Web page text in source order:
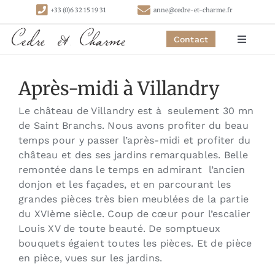
contenu
+33 (0)6 32 15 19 31 anne@cedre-et-charme.fr
Contact
Toggle
Chambres
Gîtes
Activités
Contact
Après-midi à Villandry
Le château de Villandry est à seulement 30 mn
de Saint Branchs. Nous avons profiter du beau
temps pour y passer l’après-midi et profiter du
château et des ses jardins remarquables. Belle
remontée dans le temps en admirant l’ancien
donjon et les façades, et en parcourant les
grandes pièces très bien meublées de la partie
du XVIème siècle. Coup de cœur pour l’escalier
Louis XV de toute beauté. De somptueux
bouquets égaient toutes les pièces. Et de pièce
en pièce, vues sur les jardins.